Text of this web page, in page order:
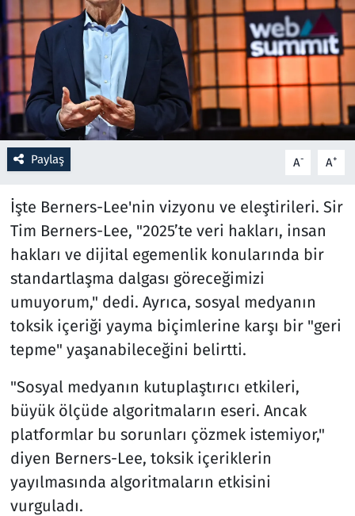
Paylaş A- A+
İşte Berners-Lee'nin vizyonu ve eleştirileri. Sir
Tim Berners-Lee, "2025’te veri hakları, insan
hakları ve dijital egemenlik konularında bir
standartlaşma dalgası göreceğimizi
umuyorum," dedi. Ayrıca, sosyal medyanın
toksik içeriği yayma biçimlerine karşı bir "geri
tepme" yaşanabileceğini belirtti.
"Sosyal medyanın kutuplaştırıcı etkileri,
büyük ölçüde algoritmaların eseri. Ancak
platformlar bu sorunları çözmek istemiyor,"
diyen Berners-Lee, toksik içeriklerin
yayılmasında algoritmaların etkisini
vurguladı.
Sağlık
Savunma Sanayi
Seçim 2023
Spor
Teknoloji ve Bilim
Televizyon